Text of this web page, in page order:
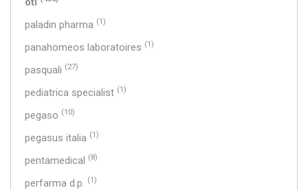
paladin pharma (1)
panahomeos laboratoires (1)
pasquali (27)
pediatrica specialist (1)
pegaso (10)
pegasus italia (1)
pentamedical (8)
perfarma d.p. (1)